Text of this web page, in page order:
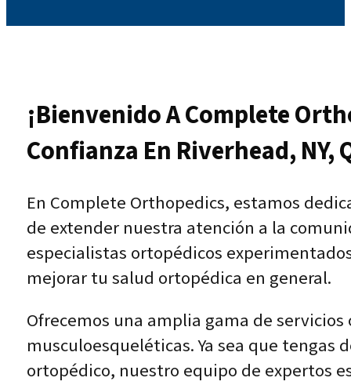
¡Bienvenido A Complete
Confianza En Riverhead,
En Complete Orthopedics, estamos
de extender nuestra atención a la
especialistas ortopédicos
mejorar tu salud ortopédica en general.
Ofrecemos una amplia gama de
musculoesqueléticas. Ya sea que
ortopédico, nuestro equipo de expertos